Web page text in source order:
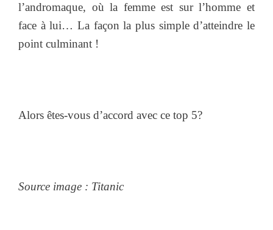
l’andromaque, où la femme est sur l’homme et
face à lui… La façon la plus simple d’atteindre le
point culminant !
Alors êtes-vous d’accord avec ce top 5?
Source image : Titanic